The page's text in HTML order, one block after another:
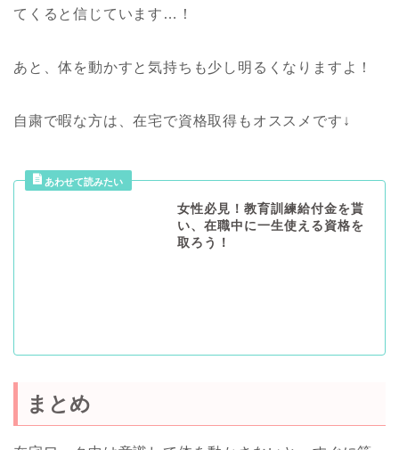
てくると信じています…！
あと、体を動かすと気持ちも少し明るくなりますよ！
自粛で暇な方は、在宅で資格取得もオススメです↓
女性必見！教育訓練給付金を貰
い、在職中に一生使える資格を
取ろう！
まとめ